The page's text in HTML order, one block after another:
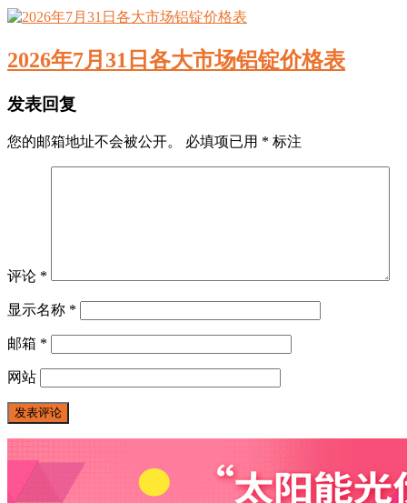
2026年7月31日各大市场铝锭价格表
发表回复
您的邮箱地址不会被公开。 必填项已用 * 标注
评论 *
显示名称 *
邮箱 *
网站